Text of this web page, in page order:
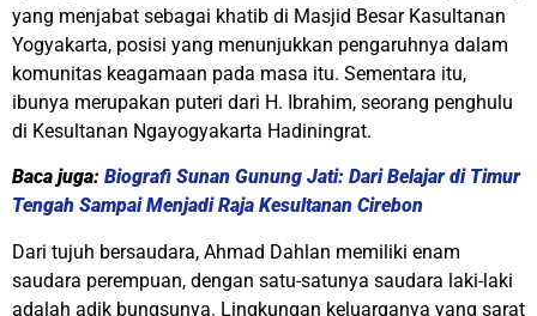
yang menjabat sebagai khatib di Masjid Besar Kasultanan
Yogyakarta, posisi yang menunjukkan pengaruhnya dalam
komunitas keagamaan pada masa itu. Sementara itu,
ibunya merupakan puteri dari H. Ibrahim, seorang penghulu
di Kesultanan Ngayogyakarta Hadiningrat.
Baca juga: Biografi Sunan Gunung Jati: Dari Belajar di Timur
Tengah Sampai Menjadi Raja Kesultanan Cirebon
Dari tujuh bersaudara, Ahmad Dahlan memiliki enam
saudara perempuan, dengan satu-satunya saudara laki-laki
adalah adik bungsunya. Lingkungan keluarganya yang sarat